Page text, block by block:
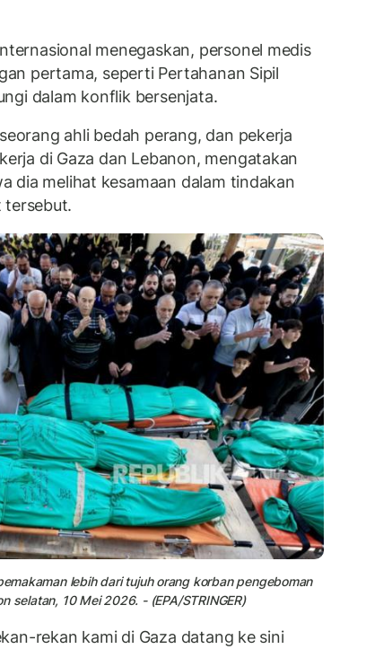
menegaskan, personel medis
pertama, seperti Pertahanan Sipil
dalam konflik bersenjata.
ahli bedah perang, dan pekerja
di Gaza dan Lebanon, mengatakan
dia melihat kesamaan dalam tindakan
tersebut.
lebih dari tujuh orang korban pengeboman
selatan, 10 Mei 2026. - (EPA/STRINGER)
rekan kami di Gaza datang ke sini